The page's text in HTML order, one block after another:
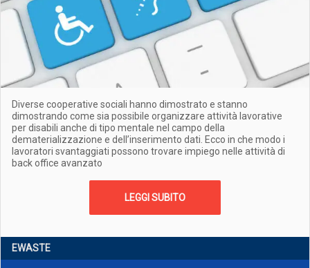
Diverse cooperative sociali hanno dimostrato e stanno
dimostrando come sia possibile organizzare attività lavorative
per disabili anche di tipo mentale nel campo della
dematerializzazione e dell’inserimento dati. Ecco in che modo i
lavoratori svantaggiati possono trovare impiego nelle attività di
back office avanzato
LEGGI SUBITO
EWASTE